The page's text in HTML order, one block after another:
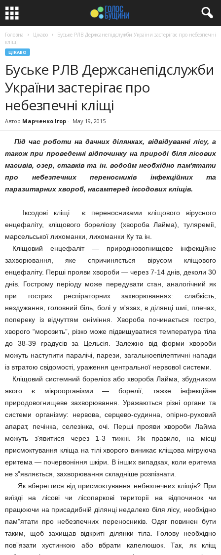
Головна Цікаво
Буське РЛВ Держсанепідслужби України застерігає про небезпечні
кліщі
ЦІКАВО
Буське РЛВ Держсанепідслужби
України застерігає про
небезпечні кліщі
Автор Марченко Ігор - May 19, 2015
Під час роботи на дачних ділянках, відвідуванні лісу, а
також при проведенні відпочинку на природі біля лісових
масивів, озер, ставків та ін. водойм необхідно пам'ятати
про небезпечних переносників інфекційних та
паразитарних хвороб, насамперед іксодових кліщів.
Іксодові кліщі є переносниками кліщового вірусного
енцефаліту, кліщового бореліозу (хвороба Лайма), туляремії,
марсельської лихоманки, лихоманки Ку та ін.
Кліщовий енцефаліт — природновогнищеве інфекційне
захворювання, яке спричиняється вірусом кліщового
енцефаліту. Перші прояви хвороби — через 7-14 днів, деколи 30
днів. Гострому періоду може передувати стан, аналогічний як
при гострих респіраторних захворюваннях: слабкість,
нездужання, головний біль, болі у м'язах, в ділянці шиї, плечах,
попереку із відчуттям оніміння. Хвороба починається гостро,
хворого “морозить”, різко може підвищуватися температура тіла
до 38-39 градусів за Цельсія. Залежно від форми хвороби
можуть наступити паралічі, парези, загальноепілептичні напади
із втратою свідомості, ураження центральної нервової системи.
Кліщовий системний бореліоз або хвороба Лайма, збудником
якого є мікроорганізми — борелії, тяжке інфекційне
природовогнищеве захворювання. Уражаються різні органи та
системи організму: нервова, серцево-судинна, опірно-руховий
апарат, печінка, селезінка, очі. Перші прояви хвороби Лайма
можуть з'явитися через 1-3 тижні. Як правило, на місці
присмоктування кліща на тілі хворого виникає кліщова мігруюча
еритема — почервоніння шкіри. В інших випадках, коли еритема
не з”являється, захворювання складніше розпізнати.
Як вберегтися від присмоктування небезпечних кліщів? При
виїзді на лісові чи лісопаркові території на відпочинок чи
працюючи на присадибній ділянці недалеко біля лісу, необхідно
пам”ятати про небезпечних переносників. Одяг повинен бути
таким, щоб захищав відкриті ділянки тіла. Голову необхідно
пов”язати хустинкою або вбрати капелюшок. Так, як кліщ